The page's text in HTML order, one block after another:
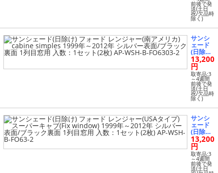
ット(2
枚) AP-
WSH-B-
FO6301-
2
キャブ 1
999年～
2012年
シルバ
ー表面/
ブラッ
ク裏面 1
列目窓
用 入
数：1セ
ット(2
枚) AP-
WSH-B-
FO6302-
2
前後で発
送(土日
祝/欠品時
除く)
サンシ
ェード
(日除け)
フォー
ド レン
ジャー
(南アメ
リカ) ca
bine si
mples 1
999年～
2012年
シルバ
ー表面/
ブラッ
ク裏面 1
列目窓
用 入
数：1セ
ット(2
13,200
円
取寄品:3
～4週間
前後で発
送(土日
祝/欠品時
除く)
サンシ
ェード
(日除け)
フォー
ド レン
ジャー
(USAタ
イプ) ス
13,200
円
取寄品:3
～4週間
前後で発
送(土日